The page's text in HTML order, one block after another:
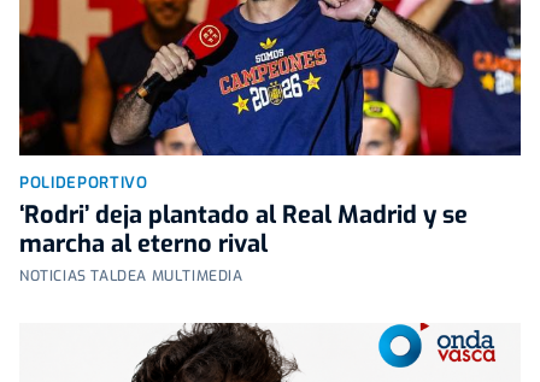
POLIDEPORTIVO
‘Rodri’ deja plantado al Real Madrid y se
marcha al eterno rival
NOTICIAS TALDEA MULTIMEDIA